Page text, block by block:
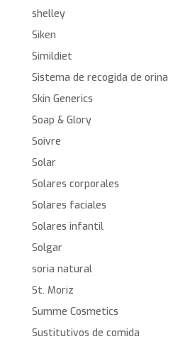
shelley
Siken
Simildiet
Sistema de recogida de orina
Skin Generics
Soap & Glory
Soivre
Solar
Solares corporales
Solares faciales
Solares infantil
Solgar
soria natural
St. Moriz
Summe Cosmetics
Sustitutivos de comida